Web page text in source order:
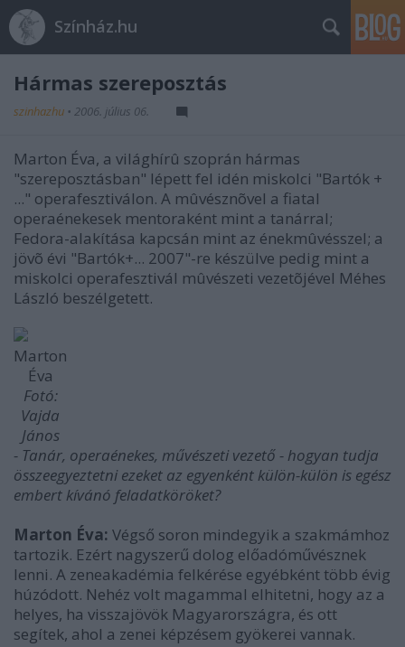
Színház.hu
Hármas szereposztás
szinhazhu • 2006. július 06.
Marton Éva, a világhírû szoprán hármas
"szereposztásban" lépett fel idén miskolci "Bartók +
..." operafesztiválon. A mûvésznõvel a fiatal
operaénekesek mentoraként mint a tanárral;
Fedora-alakítása kapcsán mint az énekmûvésszel; a
jövõ évi "Bartók+... 2007"-re készülve pedig mint a
miskolci operafesztivál mûvészeti vezetõjével Méhes
László beszélgetett.
Marton
Éva
Fotó:
Vajda
János
- Tanár, operaénekes, művészeti vezető - hogyan tudja
összeegyeztetni ezeket az egyenként külön-külön is egész
embert kívánó feladatköröket?
Marton Éva: Végső soron mindegyik a szakmámhoz
tartozik. Ezért nagyszerű dolog előadóművésznek
lenni. A zeneakadémia felkérése egyébként több évig
húzódott. Nehéz volt magammal elhitetni, hogy az a
helyes, ha visszajövök Magyarországra, és ott
segítek, ahol a zenei képzésem gyökerei vannak.